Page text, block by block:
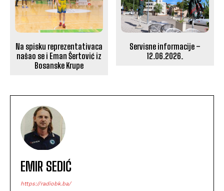
Na spisku reprezentativaca
našao se i Eman Šertović iz
Bosanske Krupe
Servisne informacije –
12.06.2026.
EMIR SEDIĆ
https://radiobk.ba/